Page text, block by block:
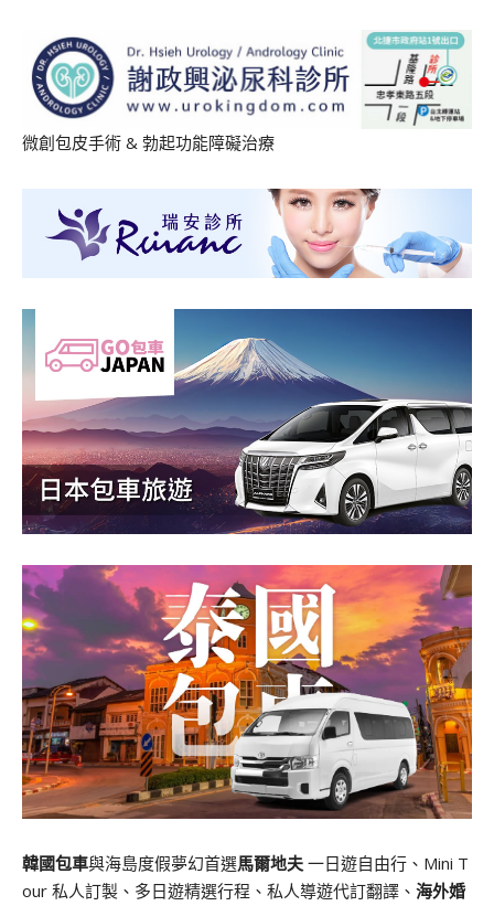
微創包皮手術 & 勃起功能障礙治療
韓國包車與海島度假夢幻首選馬爾地夫 一日遊自由行、Mini T
our 私人訂製、多日遊精選行程、私人導遊代訂翻譯、 海外婚